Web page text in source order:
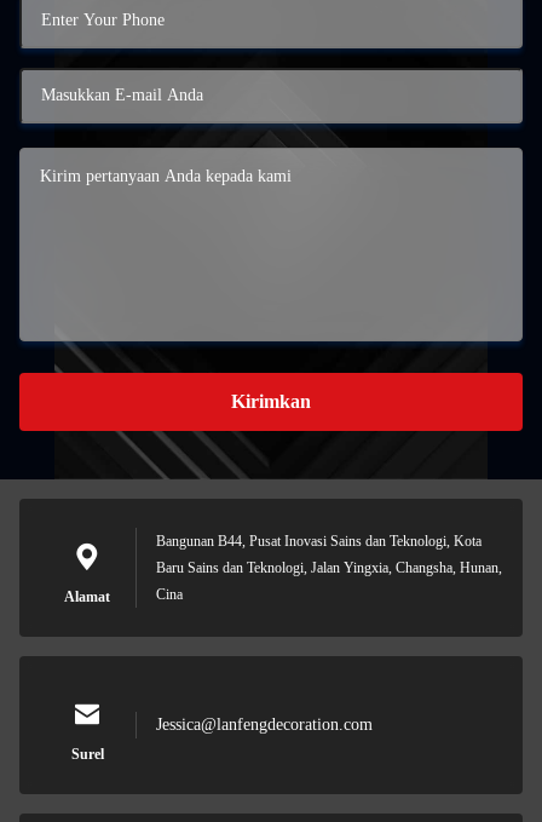
Kirimkan
Alamat
Bangunan B44, Pusat Inovasi Sains dan Teknologi, Kota
Baru Sains dan Teknologi, Jalan Yingxia, Changsha, Hunan,
Cina
Surel
Jessica@lanfengdecoration.com